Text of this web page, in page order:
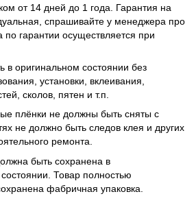
от 14 дней до 1 года. Гарантия на
спрашивайте у менеджера про
по гарантии осуществляется при
в оригинальном состоянии без
установки, вклеивания,
сколов, пятен и т.п.
плёнки не должны быть сняты с
не должно быть следов клея и других
ремонта.
быть сохранена в
Товар полностью
фабричная упаковка.